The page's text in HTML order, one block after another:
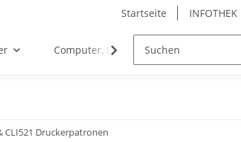
Startseite INFOTHEK
Computer, Drucker & Bürobedarf
CLI521 Druckerpatronen